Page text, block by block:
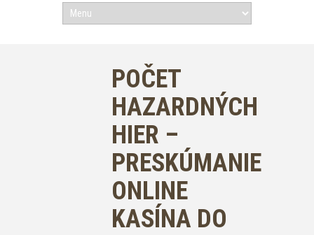
POČET
HAZARDNÝCH
HIER –
PRESKÚMANIE
ONLINE
KASÍNA DO